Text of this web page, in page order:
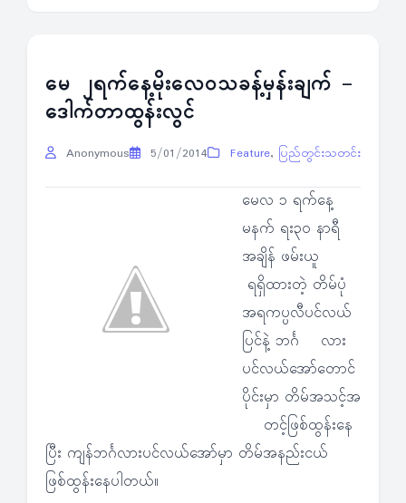
မေ ၂ရက်နေ့မိုးလေဝသခန့်မှန်းချက် –
ဒေါက်တာထွန်းလွင်
Anonymous 5/01/2014 Feature, ပြည်တွင်းသတင်း
မေလ ၁ ရက်နေ့
မနက် ရး၃၀ နာရီ
အချိန် ဖမ်းယူ
ရရှိထားတဲ့ တိမ်ပုံ
အရကပ္ပလီပင်လယ်
ပြင်နဲ့ ဘင်္ဂ လား
ပင်လယ်အော်တောင်
ပိုင်းမှာ တိမ်အသင့်အ
တင့်ဖြစ်ထွန်းနေ
ပြီး ကျန်ဘင်္ဂလားပင်လယ်အော်မှာ တိမ်အနည်းငယ်
ဖြစ်ထွန်းနေပါတယ်။